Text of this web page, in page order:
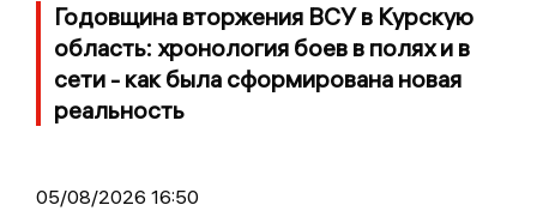
Годовщина вторжения ВСУ в Курскую
область: хронология боев в полях и в
сети - как была сформирована новая
реальность
05/08/2026 16:50